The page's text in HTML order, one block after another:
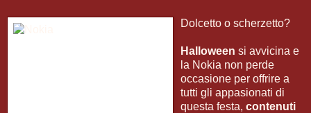
Dolcetto o scherzetto?
Halloween si avvicina e
la Nokia non perde
occasione per offrire a
tutti gli appasionati di
questa festa, contenuti